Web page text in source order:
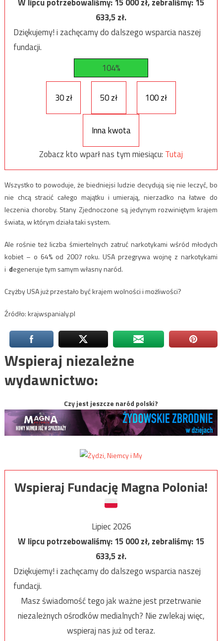
633,5zł.
Dziękujemy! i zachęcamy do dalszego wsparcia naszej
fundacji.
104%
30 zł 50 zł 100 zł
Inna kwota
Zobacz kto wparł nas tym miesiącu: Tutaj
Wszystko to powoduje, że biedniejsi ludzie decydują się nie leczyć, bo
nie chcą stracić całego majątku i umierają, nierzadko na łatwe do
leczenia choroby. Stany Zjednoczone są jedynym rozwiniętym krajem
świata, w którym działa taki system.
Ale rośnie też liczba śmiertelnych zatruć narkotykami wśród młodych
kobiet – o 64% od 2007 roku. USA przegrywa wojnę z narkotykami
i degeneruje tym samym własny naród.
Czyżby USA już przestało być krajem wolności i możliwości?
Źródło: krajwspanialy.pl
Wspieraj niezależne
wydawnictwo:
Czy jest jeszcze naród polski?
Wspieraj Fundację Magna Polonia!
Lipiec 2026
W lipcu potrzebowaliśmy:15 000zł, zebraliśmy:15
633,5zł.
Dziękujemy! i zachęcamy do dalszego wsparcia naszej
fundacji.
Masz świadomość tego jak ważne jest przetrwanie
niezależnych ośrodków medialnych? Nie zwlekaj więc,
wspieraj nas już od teraz.